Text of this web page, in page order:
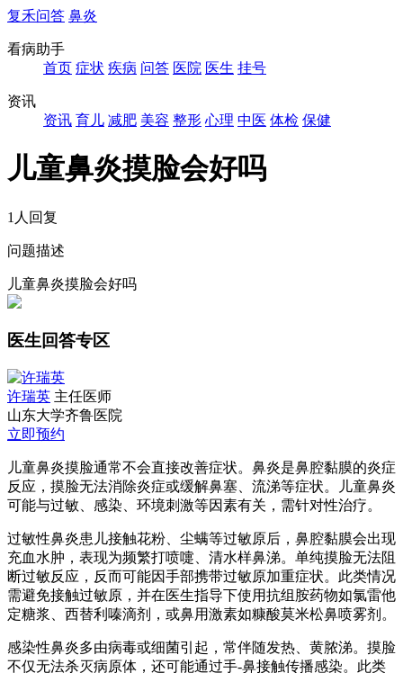
复禾问答 鼻炎
看病助手
首页 症状 疾病 问答 医院 医生 挂号
资讯
资讯 育儿 减肥 美容 整形 心理 中医 体检 保健
儿童鼻炎摸脸会好吗
1人回复
问题描述
儿童鼻炎摸脸会好吗
医生回答专区
许瑞英 主任医师
山东大学齐鲁医院
立即预约
儿童鼻炎摸脸通常不会直接改善症状。鼻炎是鼻腔黏膜的炎症
反应，摸脸无法消除炎症或缓解鼻塞、流涕等症状。儿童鼻炎
可能与过敏、感染、环境刺激等因素有关，需针对性治疗。
过敏性鼻炎患儿接触花粉、尘螨等过敏原后，鼻腔黏膜会出现
充血水肿，表现为频繁打喷嚏、清水样鼻涕。单纯摸脸无法阻
断过敏反应，反而可能因手部携带过敏原加重症状。此类情况
需避免接触过敏原，并在医生指导下使用抗组胺药物如氯雷他
定糖浆、西替利嗪滴剂，或鼻用激素如糠酸莫米松鼻喷雾剂。
感染性鼻炎多由病毒或细菌引起，常伴随发热、黄脓涕。摸脸
不仅无法杀灭病原体，还可能通过手-鼻接触传播感染。此类